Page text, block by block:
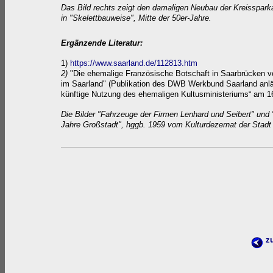
Das Bild rechts zeigt den damaligen Neubau der
in "Skelettbauweise", Mitte der 50er-Jahre.
Ergänzende Literatur:
1) https://www.saarland.de/112813.htm
2) "Die ehemalige Französische Botschaft in Saarbrücken
im Saarland" (Publikation des DWB Werkbund Saarland
künftige Nutzung des ehemaligen Kultusministeriums“ am
Die Bilder "Fahrzeuge der Firmen Lenhard und Seibert" und
Jahre Großstadt", hggb. 1959 vom Kulturdezernat der